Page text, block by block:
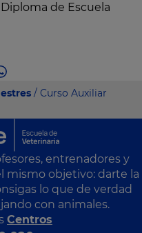
Diploma de Escuela
/ Curso Auxiliar
entrenadores y
mismo objetivo: darte la
lo que de verdad
con animales.
Centros